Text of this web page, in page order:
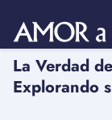
La Verdad
Explorando